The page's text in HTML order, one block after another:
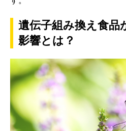
遺伝子組み換え食品
影響とは？